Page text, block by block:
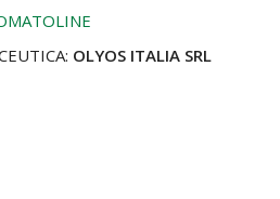
OLYOS ITALIA SRL